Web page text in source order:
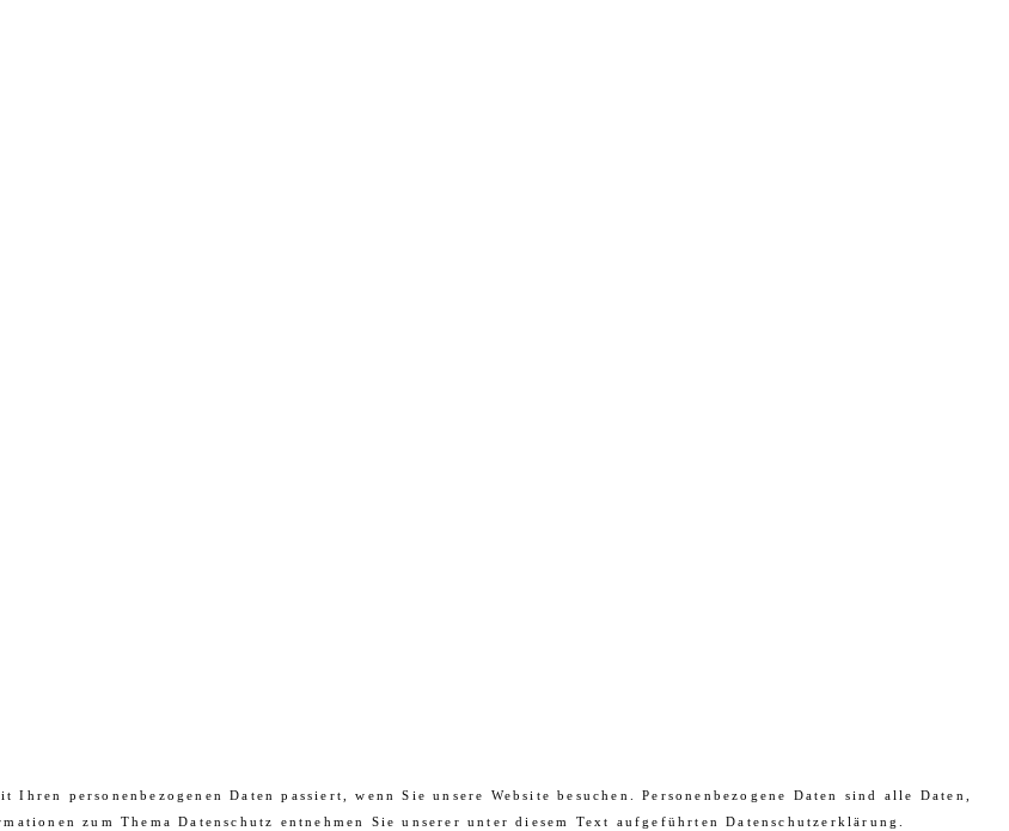
personenbezogenen Daten passiert, wenn Sie unsere Website besuchen. Personenbezogene Daten sind alle Daten,
zum Thema Datenschutz entnehmen Sie unserer unter diesem Text aufgeführten Datenschutzerklärung.